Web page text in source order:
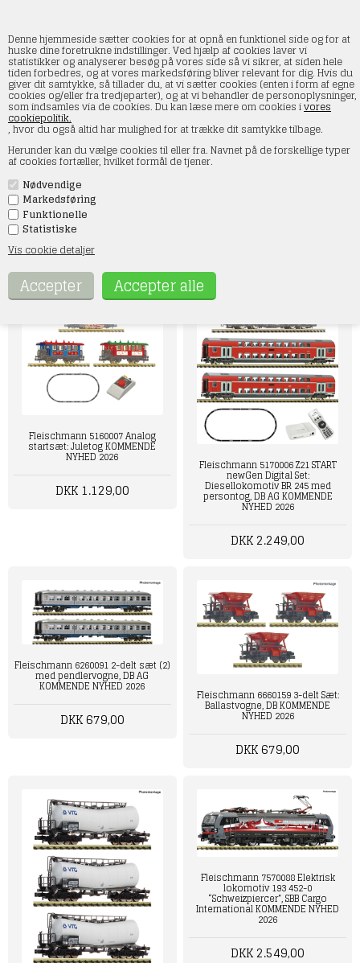
Denne hjemmeside sætter cookies for at opnå en funktionel side og for at
huske dine foretrukne indstillinger. Ved hjælp af cookies laver vi
statistikker og analyserer besøg på vores side så vi sikrer, at siden hele
tiden forbedres, og at vores markedsføring bliver relevant for dig. Hvis du
giver dit samtykke, så tillader du, at vi sætter cookies (enten i form af egne
cookies og/eller fra tredjeparter), og at vi behandler de personoplysninger,
som indsamles via de cookies. Du kan læse mere om cookies ivores
cookiepolitik.
, hvor du også altid har mulighed for at trække dit samtykke tilbage.
Herunder kan du vælge cookies til eller fra. Navnet på de forskellige typer
af cookies fortæller, hvilket formål de tjener.
Nødvendige
Markedsføring
Funktionelle
Statistiske
Vis cookie detaljer
Fleischmann spor N
Forside»Nyheder på vej.»Fleischmann spor N
Fleischmann modeltog - Køb Spor N Fleischmann modeltog. I
kategorien nyheder på vej, Fleischmann Spor N, finder du alt
hvad der kommer af nyheder fra Fleischmann Spor N, som vi
løbende opdateret efterhånden som der kommer informationer
om nyhederne. Alle varerne kan forudbestilles og skal først
betales når de er på lager.
Hvis der er noget specielt, du søger, er du velkommen til at
kontakte os på mail: kontakt@smtmodeltog.dk eller på tlf 60 17
Fleischmann 5160007 Analog
startsæt: Juletog KOMMENDE
NYHED 2026
DKK 1.129,00
Fleischmann 5170006 Z21 START
newGen Digital Set:
Diesellokomotiv BR 245 med
persontog, DB AG KOMMENDE
NYHED 2026
DKK 2.249,00
Fleischmann 6260091 2-delt sæt (2)
med pendlervogne, DB AG
KOMMENDE NYHED 2026
DKK 679,00
Fleischmann 6660159 3-delt Sæt:
Ballastvogne, DB KOMMENDE
NYHED 2026
DKK 679,00
Fleischmann 7570088 Elektrisk
lokomotiv 193 452-0
“Schweizpiercer”, SBB Cargo
International KOMMENDE NYHED
2026
DKK 2.549,00